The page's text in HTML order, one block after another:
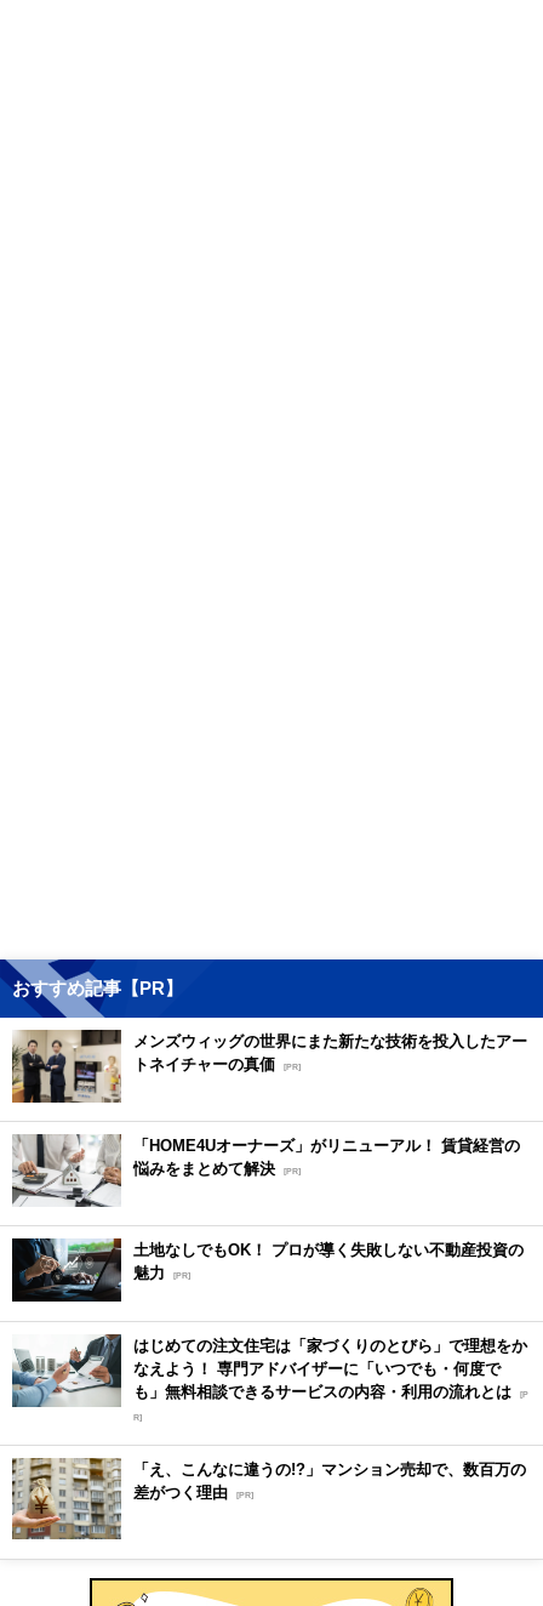
おすすめ記事【PR】
メンズウィッグの世界にまた新たな技術を投入したアー
トネイチャーの真価 [PR]
「HOME4Uオーナーズ」がリニューアル！ 賃貸経営の
悩みをまとめて解決 [PR]
土地なしでもOK！ プロが導く失敗しない不動産投資の
魅力
[PR]
はじめての注文住宅は「家づくりのとびら」で理想をか
なえよう！ 専門アドバイザーに「いつでも・何度で
も」無料相談できるサービスの内容・利用の流れとは [P
R]
「え、こんなに違うの!?」マンション売却で、数百万の
差がつく理由 [PR]